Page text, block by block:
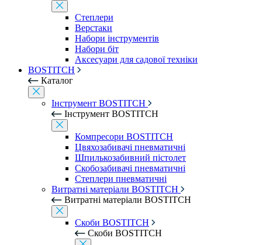
Степлери
Верстаки
Набори інструментів
Набори біт
Аксесуари для садової техніки
BOSTITCH
Каталог
Інструмент BOSTITCH
Інструмент BOSTITCH
Компресори BOSTITCH
Цвяхозабивачі пневматичні
Шпилькозабивний пістолет
Скобозабивачі пневматичні
Степлери пневматичні
Витратні матеріали BOSTITCH
Витратні матеріали BOSTITCH
Скоби BOSTITCH
Скоби BOSTITCH